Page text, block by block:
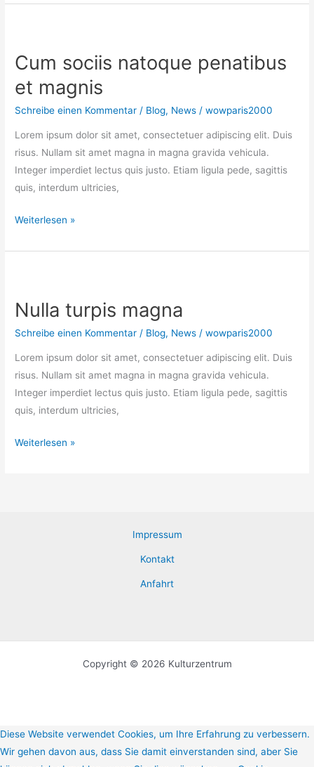
justo
elementum
Cum sociis natoque penatibus
et magnis
Schreibe einen Kommentar / Blog, News /wowparis2000
Lorem ipsum dolor sit amet, consectetuer adipiscing elit. Duis
risus. Nullam sit amet magna in magna gravida vehicula.
Integer imperdiet lectus quis justo. Etiam ligula pede, sagittis
quis, interdum ultricies,
Cum
natoque
magnis
Weiterlesen »
Nulla turpis magna
Schreibe einen Kommentar / Blog, News /wowparis2000
Lorem ipsum dolor sit amet, consectetuer adipiscing elit. Duis
risus. Nullam sit amet magna in magna gravida vehicula.
Integer imperdiet lectus quis justo. Etiam ligula pede, sagittis
quis, interdum ultricies,
Nulla
Weiterlesen »
Impressum
Kontakt
Anfahrt
Copyright © 2026 Kulturzentrum
Diese Website verwendet Cookies, um Ihre Erfahrung zu verbessern.
Wir gehen davon aus, dass Sie damit einverstanden sind, aber Sie